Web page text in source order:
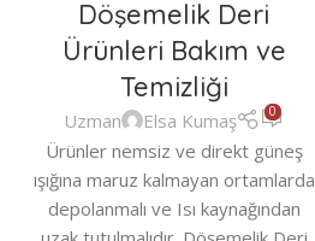
Döşemelik Deri
Ürünleri Bakım ve
Temizliği
Uzman Elsa Kumaş 0
Ürünler nemsiz ve direkt güneş
ışığına maruz kalmayan ortamlarda
depolanmalı ve Isı kaynağından